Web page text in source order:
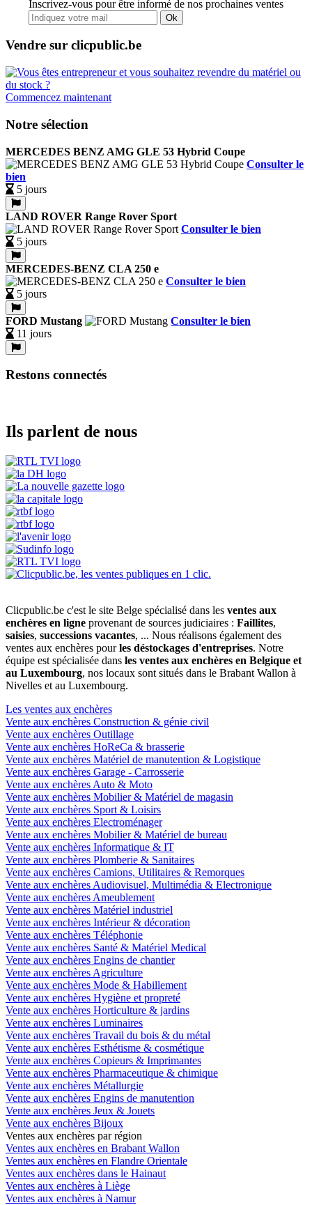
Inscrivez-vous pour être informé de nos prochaines ventes
Ok
Vendre sur clicpublic.be
Commencez maintenant
Notre sélection
MERCEDES BENZ AMG GLE 53 Hybrid Coupe
Consulter le
bien
5 jours
LAND ROVER Range Rover Sport
Consulter le bien
5 jours
MERCEDES-BENZ CLA 250 e
Consulter le bien
5 jours
FORD Mustang
Consulter le bien
11 jours
Restons connectés
Ils parlent de nous
Clicpublic.be c'est le site Belge spécialisé dans les ventes aux
enchères en ligne provenant de sources judiciaires : Faillites,
saisies, successions vacantes, ... Nous réalisons également des
ventes aux enchères pourles déstockages d'entreprises. Notre
équipe est spécialisée dans les ventes aux enchères en Belgique et
au Luxembourg, nos locaux sont situés dans le Brabant Wallon à
Nivelles et au Luxembourg.
Les ventes aux enchères
Vente aux enchères Construction & génie civil
Vente aux enchères Outillage
Vente aux enchères HoReCa & brasserie
Vente aux enchères Matériel de manutention & Logistique
Vente aux enchères Garage - Carrosserie
Vente aux enchères Auto & Moto
Vente aux enchères Mobilier & Matériel de magasin
Vente aux enchères Sport & Loisirs
Vente aux enchères Electroménager
Vente aux enchères Mobilier & Matériel de bureau
Vente aux enchères Informatique & IT
Vente aux enchères Plomberie & Sanitaires
Vente aux enchères Camions, Utilitaires & Remorques
Vente aux enchères Audiovisuel, Multimédia & Electronique
Vente aux enchères Ameublement
Vente aux enchères Matériel industriel
Vente aux enchères Intérieur & décoration
Vente aux enchères Téléphonie
Vente aux enchères Santé & Matériel Medical
Vente aux enchères Engins de chantier
Vente aux enchères Agriculture
Vente aux enchères Mode & Habillement
Vente aux enchères Hygiène et propreté
Vente aux enchères Horticulture & jardins
Vente aux enchères Luminaires
Vente aux enchères Travail du bois & du métal
Vente aux enchères Esthétisme & cosmétique
Vente aux enchères Copieurs & Imprimantes
Vente aux enchères Pharmaceutique & chimique
Vente aux enchères Métallurgie
Vente aux enchères Engins de manutention
Vente aux enchères Jeux & Jouets
Vente aux enchères Bijoux
Ventes aux enchères par région
Ventes aux enchères en Brabant Wallon
Ventes aux enchères en Flandre Orientale
Ventes aux enchères dans le Hainaut
Ventes aux enchères à Liège
Ventes aux enchères à Namur